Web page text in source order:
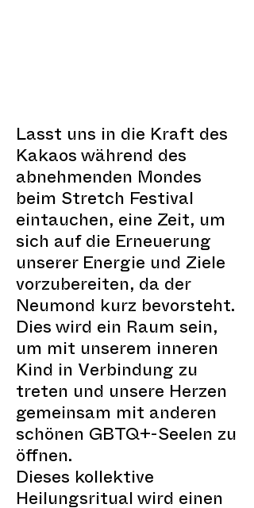
Lasst uns in die Kraft des
Kakaos während des
abnehmenden Mondes
beim Stretch Festival
eintauchen, eine Zeit, um
sich auf die Erneuerung
unserer Energie und Ziele
vorzubereiten, da der
Neumond kurz bevorsteht.
Dies wird ein Raum sein,
um mit unserem inneren
Kind in Verbindung zu
treten und unsere Herzen
gemeinsam mit anderen
schönen GBTQ+-Seelen zu
öffnen.
Dieses kollektive
Heilungsritual wird einen